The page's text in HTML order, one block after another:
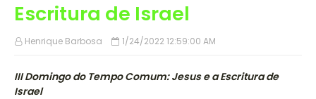
Escritura de Israel
Henrique Barbosa 1/24/2022 12:59:00 AM
III Domingo do Tempo Comum: Jesus e a Escritura de
Israel